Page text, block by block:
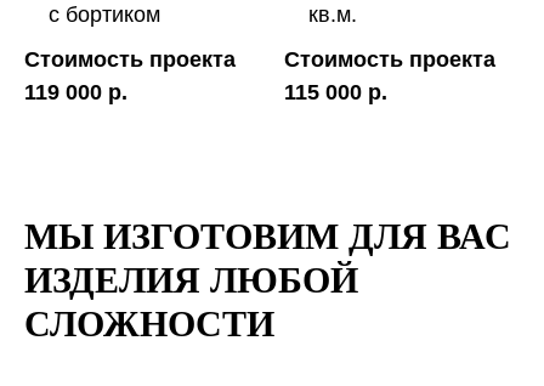
с бортиком
Стоимость проекта
119 000 р.
кв.м.
Стоимость проекта
115 000 р.
МЫ ИЗГОТОВИМ ДЛЯ ВАС
ИЗДЕЛИЯ ЛЮБОЙ
СЛОЖНОСТИ